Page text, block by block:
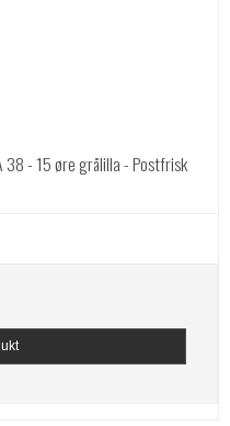
38 - 15 øre grålilla - Postfrisk